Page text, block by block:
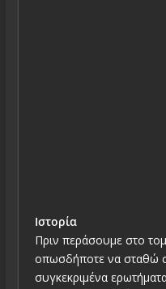
Ιστορία
Πριν περάσουμε στο
οπωσδήποτε να σταθώ
συγκεκριμένα